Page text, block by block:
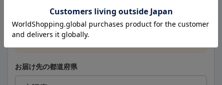
本日の受付は終了しました
次回営業日の受付となります
お届け先の都道府県